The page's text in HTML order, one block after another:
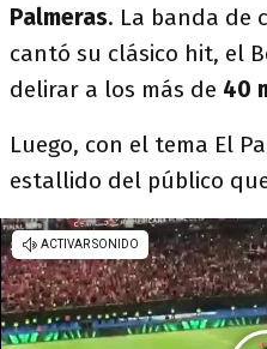
Palmeras. La banda de
cantó su clásico hit, el
delirar a los más de 40
Luego, con el tema El
estallido del público